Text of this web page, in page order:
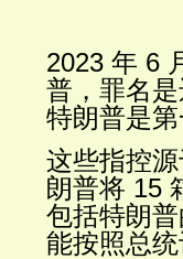
2023 年 6
普，罪名
特朗普是
这些指控
朗普将 15
包括特朗
能按照总